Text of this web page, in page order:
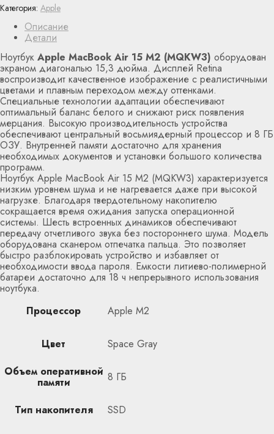
Описание
Детали
Ноутбук Apple MacBook Air 15 M2 (MQKW3) оборудован
экраном диагональю 15,3 дюйма. Дисплей Retina
воспроизводит качественное изображение с реалистичными
цветами и плавным переходом между оттенками.
Специальные технологии адаптации обеспечивают
оптимальный баланс белого и снижают риск появления
мерцания. Высокую производительность устройства
обеспечивают центральный восьмиядерный процессор и 8 ГБ
ОЗУ. Внутренней памяти достаточно для хранения
необходимых документов и установки большого количества
программ.
Ноутбук Apple MacBook Air 15 M2 (MQKW3) характеризуется
низким уровнем шума и не нагревается даже при высокой
нагрузке. Благодаря твердотельному накопителю
сокращается время ожидания запуска операционной
системы. Шесть встроенных динамиков обеспечивают
передачу отчетливого звука без постороннего шума. Модель
оборудована сканером отпечатка пальца. Это позволяет
быстро разблокировать устройство и избавляет от
необходимости ввода пароля. Емкости литиево-полимерной
батареи достаточно для 18 ч непрерывного использования
ноутбука.
Процессор
Apple M2
Цвет
Space Gray
Объем оперативной
памяти 8 ГБ
Тип накопителя SSD
Категория: Apple